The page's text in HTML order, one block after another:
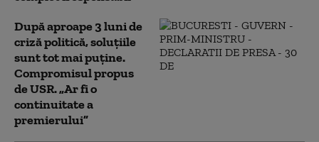
După aproape 3 luni de
criză politică, soluțiile
sunt tot mai puține.
Compromisul propus
de USR. „Ar fi o
continuitate a
premierului”